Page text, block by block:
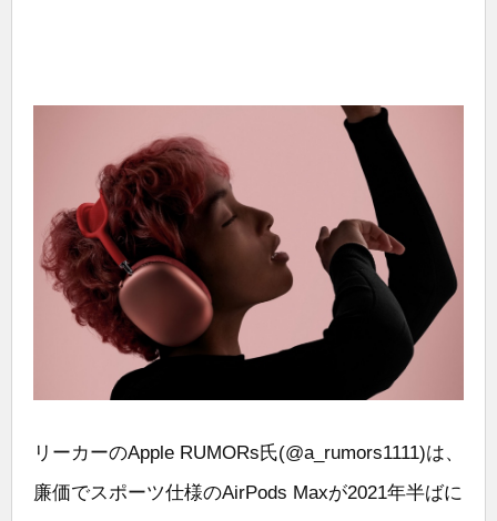
リーカーのApple RUMORs氏(@a_rumors1111)は、
廉価でスポーツ仕様のAirPods Maxが2021年半ばに